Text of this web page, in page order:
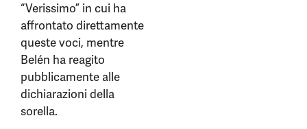
“Verissimo” in cui ha
affrontato direttamente
queste voci, mentre
Belén ha reagito
pubblicamente alle
dichiarazioni della
sorella.